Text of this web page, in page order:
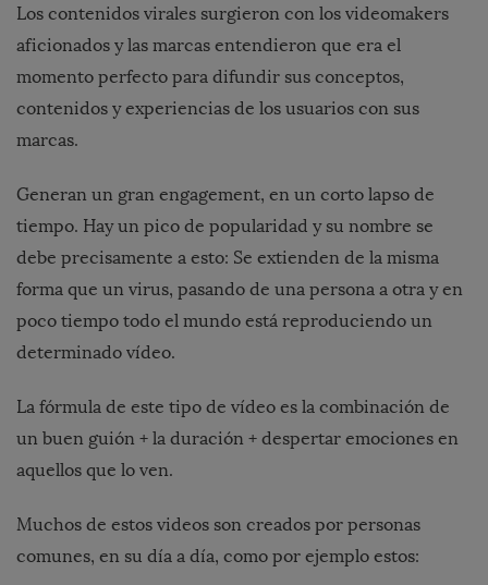
Los contenidos virales surgieron con los videomakers
aficionados y las marcas entendieron que era el
momento perfecto para difundir sus conceptos,
contenidos y experiencias de los usuarios con sus
marcas.
Generan un gran engagement, en un corto lapso de
tiempo. Hay un pico de popularidad y su nombre se
debe precisamente a esto: Se extienden de la misma
forma que un virus, pasando de una persona a otra y en
poco tiempo todo el mundo está reproduciendo un
determinado vídeo.
La fórmula de este tipo de vídeo es la combinación de
un buen guión + la duración + despertar emociones en
aquellos que lo ven.
Muchos de estos videos son creados por personas
comunes, en su día a día, como por ejemplo estos: